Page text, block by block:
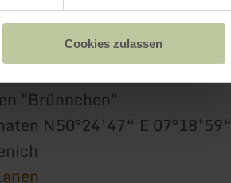
Cookies zulassen
"Brünnchen"
N50°24’47“ E 07°18’59“